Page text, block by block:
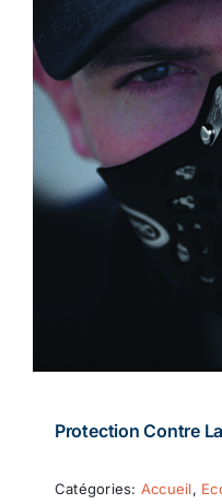
Protection Contre
Catégories: Accueil,